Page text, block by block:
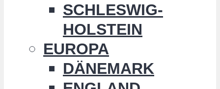
SCHLESWIG-
HOLSTEIN
EUROPA
DÄNEMARK